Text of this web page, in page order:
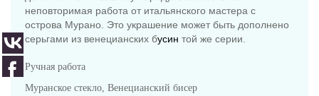
неповторимая работа от итальянского мастера с
острова Мурано. Это украшение может быть дополнено
серьгами из венецианских бусин той же серии.
Ручная работа
Муранское стекло, Венецианский бисер